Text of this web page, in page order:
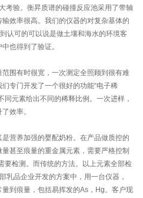
考验。衡昇质谱的碰撞反应池采用了带轴
效率很高。我们的仪器的对复杂基体的
认可的可以说是做土壤和海水的环境客
也得到了验证。
围有时很宽，一次测定全照顾到很有难
专门开发了一个很好的功能“电子稀
同元素给出不同的稀释比例。一次进样，
效率。
营养加强的婴配奶粉。在产品做质控的
甚至痕量的重金属元素，需要严格控制
要检测。而传统的方法。以上元素全部检
乳品企业开发的方案中，用一台仪器，
到痕量，包括易挥发的As，Hg。客户现